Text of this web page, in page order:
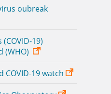
oubreak
19)
(WHO)
COVID-19 watch